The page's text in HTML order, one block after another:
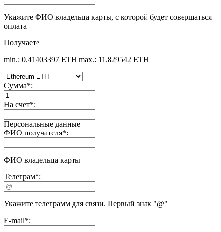
Укажите ФИО владельца карты, с которой будет совершаться
оплата
Получаете
min.: 0.41403397 ETH max.: 11.829542 ETH
Сумма*:
На счет*:
Персональные данные
ФИО получателя*:
ФИО владельца карты
Телеграм*:
Укажите телеграмм для связи. Первый знак "@"
E-mail*: